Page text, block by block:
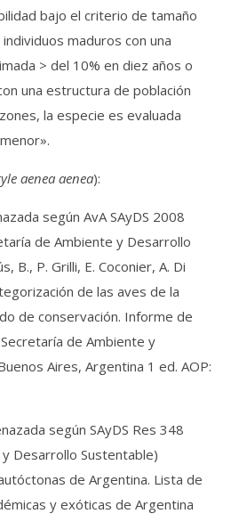
bajo el criterio de tamaño
maduros con una
> del 10% en diez años o
una estructura de población
la especie es evaluada
aenea aenea):
según AvA SAyDS 2008
de Ambiente y Desarrollo
B., P. Grilli, E. Coconier, A. Di
de las aves de la
de conservación. Informe de
de Ambiente y
Aires, Argentina 1 ed. AOP:
según SAyDS Res 348
Desarrollo Sustentable)
de Argentina. Lista de
y exóticas de Argentina